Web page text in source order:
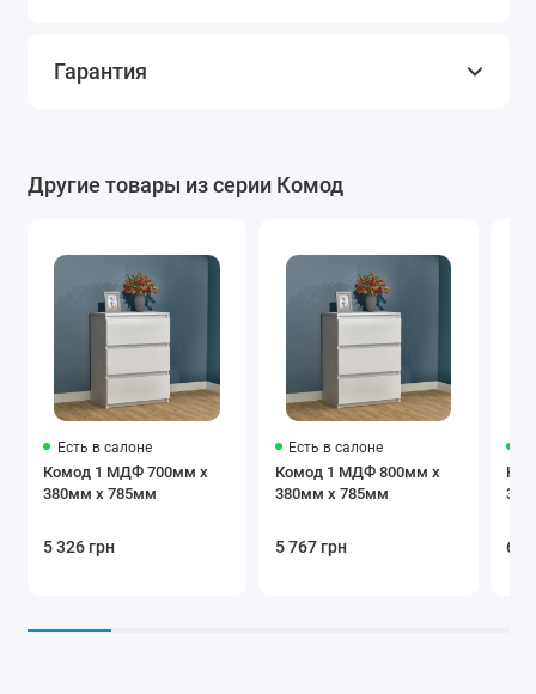
Гарантия
Другие товары из серии Комод
Есть в салоне
Комод 1 МДФ 700мм x
380мм x 785мм
5 326 грн
Есть в салоне
Комод 1 МДФ 800мм x
380мм x 785мм
5 767 грн 6